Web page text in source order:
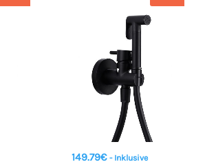
149.79€ - Inklusive